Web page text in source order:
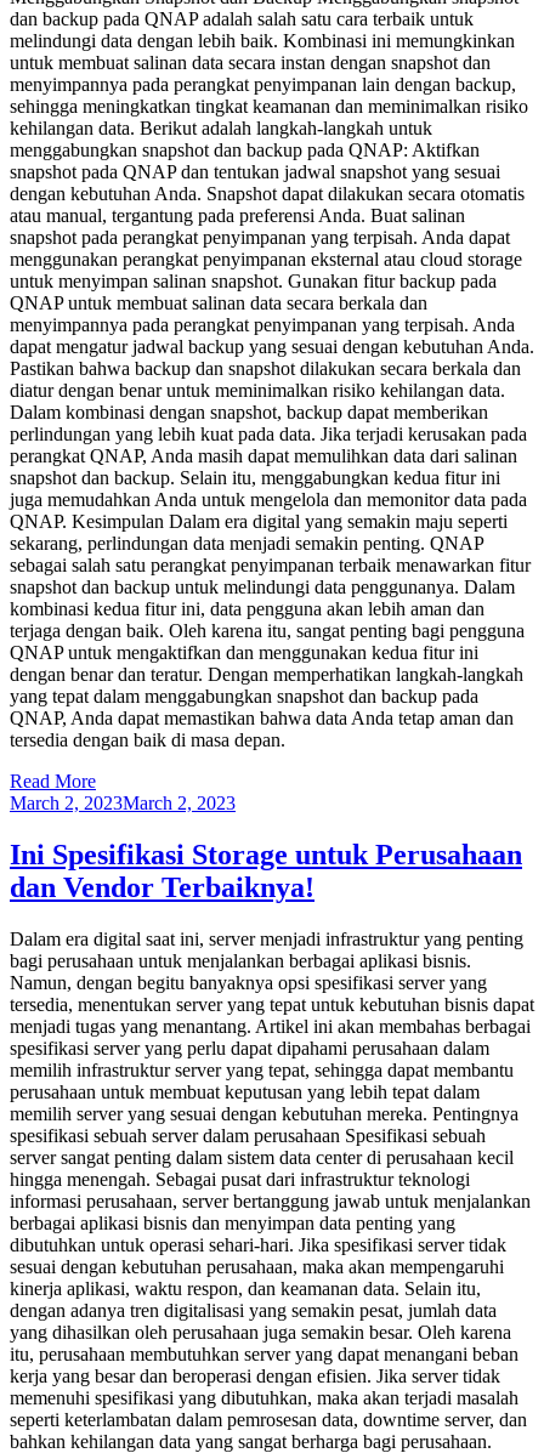
dan backup pada QNAP adalah salah satu cara terbaik untuk
melindungi data dengan lebih baik. Kombinasi ini memungkinkan
untuk membuat salinan data secara instan dengan snapshot dan
menyimpannya pada perangkat penyimpanan lain dengan backup,
sehingga meningkatkan tingkat keamanan dan meminimalkan risiko
kehilangan data. Berikut adalah langkah-langkah untuk
menggabungkan snapshot dan backup pada QNAP: Aktifkan
snapshot pada QNAP dan tentukan jadwal snapshot yang sesuai
dengan kebutuhan Anda. Snapshot dapat dilakukan secara otomatis
atau manual, tergantung pada preferensi Anda. Buat salinan
snapshot pada perangkat penyimpanan yang terpisah. Anda dapat
menggunakan perangkat penyimpanan eksternal atau cloud storage
untuk menyimpan salinan snapshot. Gunakan fitur backup pada
QNAP untuk membuat salinan data secara berkala dan
menyimpannya pada perangkat penyimpanan yang terpisah. Anda
dapat mengatur jadwal backup yang sesuai dengan kebutuhan Anda.
Pastikan bahwa backup dan snapshot dilakukan secara berkala dan
diatur dengan benar untuk meminimalkan risiko kehilangan data.
Dalam kombinasi dengan snapshot, backup dapat memberikan
perlindungan yang lebih kuat pada data. Jika terjadi kerusakan pada
perangkat QNAP, Anda masih dapat memulihkan data dari salinan
snapshot dan backup. Selain itu, menggabungkan kedua fitur ini
juga memudahkan Anda untuk mengelola dan memonitor data pada
QNAP. Kesimpulan Dalam era digital yang semakin maju seperti
sekarang, perlindungan data menjadi semakin penting. QNAP
sebagai salah satu perangkat penyimpanan terbaik menawarkan fitur
snapshot dan backup untuk melindungi data penggunanya. Dalam
kombinasi kedua fitur ini, data pengguna akan lebih aman dan
terjaga dengan baik. Oleh karena itu, sangat penting bagi pengguna
QNAP untuk mengaktifkan dan menggunakan kedua fitur ini
dengan benar dan teratur. Dengan memperhatikan langkah-langkah
yang tepat dalam menggabungkan snapshot dan backup pada
QNAP, Anda dapat memastikan bahwa data Anda tetap aman dan
tersedia dengan baik di masa depan.
Read More
March 2, 2023March 2, 2023
Ini Spesifikasi Storage untuk Perusahaan
dan Vendor Terbaiknya!
Dalam era digital saat ini, server menjadi infrastruktur yang penting
bagi perusahaan untuk menjalankan berbagai aplikasi bisnis.
Namun, dengan begitu banyaknya opsi spesifikasi server yang
tersedia, menentukan server yang tepat untuk kebutuhan bisnis dapat
menjadi tugas yang menantang. Artikel ini akan membahas berbagai
spesifikasi server yang perlu dapat dipahami perusahaan dalam
memilih infrastruktur server yang tepat, sehingga dapat membantu
perusahaan untuk membuat keputusan yang lebih tepat dalam
memilih server yang sesuai dengan kebutuhan mereka. Pentingnya
spesifikasi sebuah server dalam perusahaan Spesifikasi sebuah
server sangat penting dalam sistem data center di perusahaan kecil
hingga menengah. Sebagai pusat dari infrastruktur teknologi
informasi perusahaan, server bertanggung jawab untuk menjalankan
berbagai aplikasi bisnis dan menyimpan data penting yang
dibutuhkan untuk operasi sehari-hari. Jika spesifikasi server tidak
sesuai dengan kebutuhan perusahaan, maka akan mempengaruhi
kinerja aplikasi, waktu respon, dan keamanan data. Selain itu,
dengan adanya tren digitalisasi yang semakin pesat, jumlah data
yang dihasilkan oleh perusahaan juga semakin besar. Oleh karena
itu, perusahaan membutuhkan server yang dapat menangani beban
kerja yang besar dan beroperasi dengan efisien. Jika server tidak
memenuhi spesifikasi yang dibutuhkan, maka akan terjadi masalah
seperti keterlambatan dalam pemrosesan data, downtime server, dan
bahkan kehilangan data yang sangat berharga bagi perusahaan.